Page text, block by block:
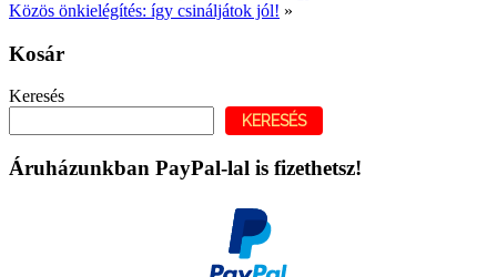
Közös önkielégítés: így csináljátok jól! »
Kosár
Keresés
KERESÉS
Áruházunkban PayPal-lal is fizethetsz!